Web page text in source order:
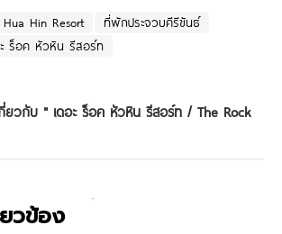
Hin Resort
ที่พักประจวบคีรีขันธ์
ะ ร็อค หัวหิน รีสอร์ท
ยวกับ " เดอะ ร็อค หัวหิน รีสอร์ท / The Rock
วข้อง